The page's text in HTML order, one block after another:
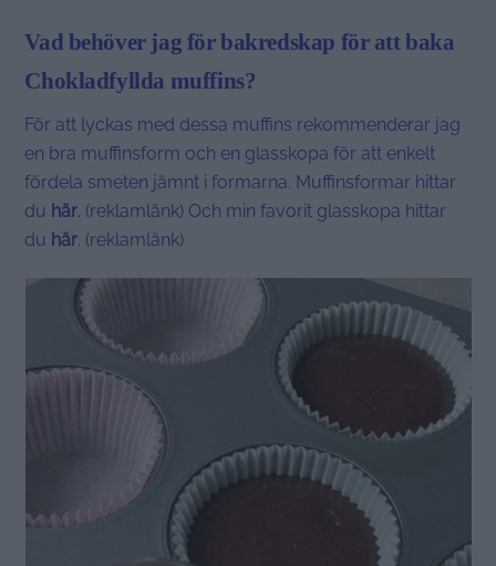
Vad behöver jag för bakredskap för att baka
Chokladfyllda muffins?
För att lyckas med dessa muffins rekommenderar jag
en bra muffinsform och en glasskopa för att enkelt
fördela smeten jämnt i formarna. Muffinsformar hittar
du här. (reklamlänk) Och min favorit glasskopa hittar
du här. (reklamlänk)